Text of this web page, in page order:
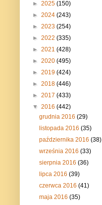
► 2025 (150)
► 2024 (243)
► 2023 (254)
► 2022 (335)
► 2021 (428)
► 2020 (495)
► 2019 (424)
► 2018 (446)
► 2017 (433)
▼ 2016 (442)
grudnia 2016(29)
listopada 2016(35)
października 2016(38)
września 2016(33)
sierpnia 2016(36)
lipca 2016(39)
czerwca 2016(41)
maja 2016(35)